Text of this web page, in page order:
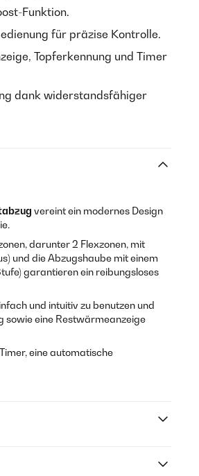
Funktion.
für präzise Kontrolle.
Topferkennung und Timer
dank widerstandsfähiger
vereint ein modernes Design
darunter 2 Flexzonen, mit
und die Abzugshaube mit einem
garantieren ein reibungsloses
und intuitiv zu benutzen und
sowie eine Restwärmeanzeige
eine automatische